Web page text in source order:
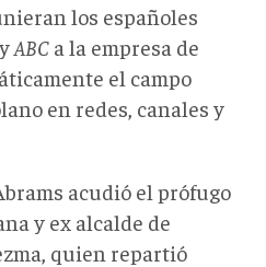
los españoles
ABC a la empresa de
el campo
en redes, canales y
acudió el prófugo
y ex alcalde de
quien repartió